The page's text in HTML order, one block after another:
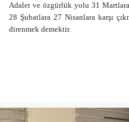
Adalet ve özgürlük yolu 31
28 Şubatlara 27 Nisanlara karşı
direnmek demektir.